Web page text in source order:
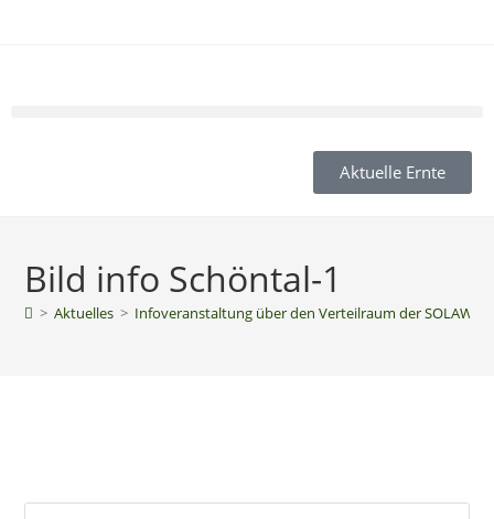
Aktuelle Ernte
Bild info Schöntal-1
> Aktuelles > Infoveranstaltung über den Verteilraum der SOLAWI